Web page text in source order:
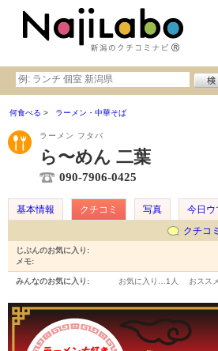
何食べる ラーメン・中華そば
ラーメン フタバ
ら〜めん 二葉
090-7906-0425
基本情報 クチコミ 写真 今日ウ
クチコ
じぶんのお気に入り:
メモ:
みんなのお気に入り: お気に入り… 1人 おスス